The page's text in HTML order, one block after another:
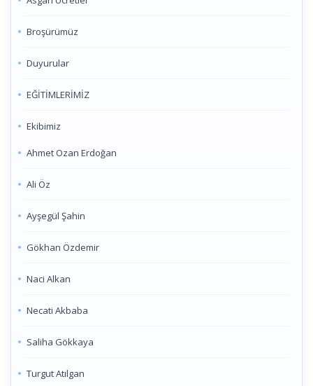
Broşürümüz
Duyurular
EĞİTİMLERİMİZ
Ekibimiz
Ahmet Ozan Erdoğan
Ali Öz
Ayşegül Şahin
Gökhan Özdemir
Naci Alkan
Necati Akbaba
Saliha Gökkaya
Turgut Atılgan